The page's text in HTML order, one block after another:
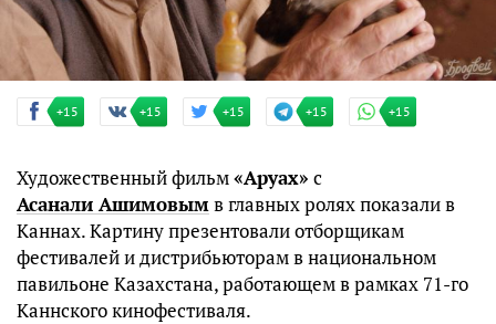
+15 +15 +15 +15 +15
Художественный фильм«Аруах» с
Асанали Ашимовымв главных ролях показали в
Каннах. Картину презентовали отборщикам
фестивалей и дистрибьюторам в национальном
павильоне Казахстана, работающем в рамках 71-го
Каннского кинофестиваля.